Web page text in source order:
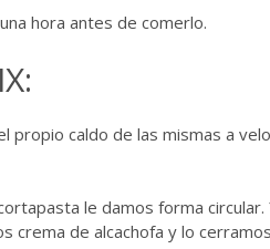
hora antes de comerlo.
propio caldo de las mismas a
le damos forma
crema de alcachofa y lo